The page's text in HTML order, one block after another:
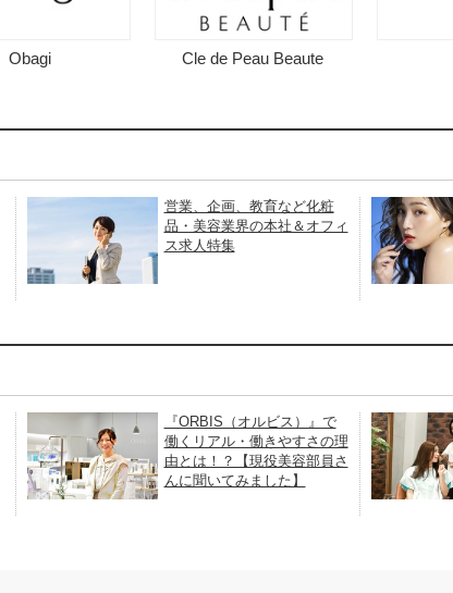
Obagi Cle de Peau Beaute
営業、企画、教育など化粧
品・美容業界の本社＆オフィ
ス求人特集
『ORBIS（オルビス）』で
働くリアル・働きやすさの理
由とは！？【現役美容部員さ
んに聞いてみました】